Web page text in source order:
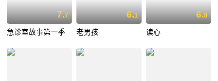
7.7
急诊室故事第一季
6.1
老男孩
6.8
读心